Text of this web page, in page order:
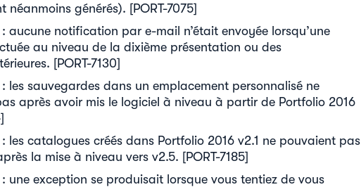
néanmoins générés). [PORT-7075]
: aucune notification par e-mail n’était envoyée lorsqu’une
au niveau de la dixième présentation ou des
[PORT-7130]
: les sauvegardes dans un emplacement personnalisé ne
après avoir mis le logiciel à niveau à partir de Portfolio 2016
: les catalogues créés dans Portfolio 2016 v2.1 ne pouvaient pas
la mise à niveau vers v2.5. [PORT-7185]
: une exception se produisait lorsque vous tentiez de vous